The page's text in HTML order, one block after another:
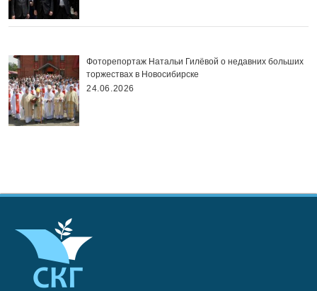
Фоторепортаж Натальи Гилёвой о недавних больших
торжествах в Новосибирске
24.06.2026